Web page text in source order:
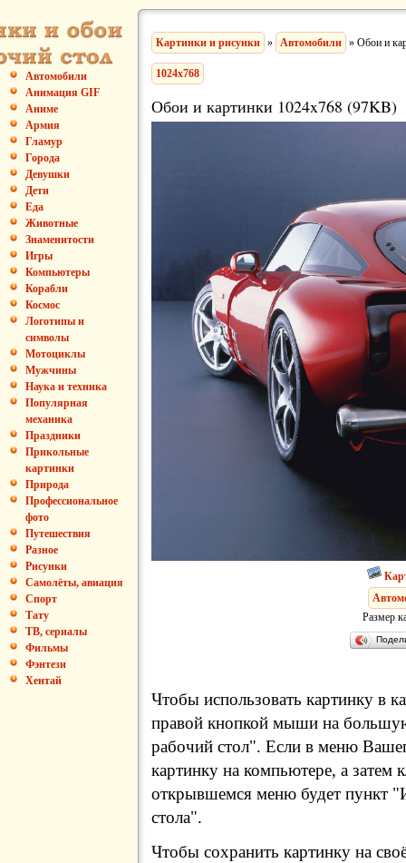
Автомобили
Анимация GIF
Аниме
Армия
Гламур
Города
Девушки
Дети
Еда
Животные
Знаменитости
Игры
Компьютеры
Корабли
Космос
Логотипы и
символы
Мотоциклы
Мужчины
Наука и техника
Популярная
механика
Праздники
Прикольные
картинки
Природа
Профессиональное
фото
Путешествия
Разное
Рисунки
Самолёты, авиация
Спорт
Тату
ТВ, сериалы
Фильмы
Фэнтези
Хентай
Картинки и рисунки » Автомобили » Обои и
1024x768
Обои и картинки 1024x768 (97KB)
Размер
Чтобы использовать картинку в
правой кнопкой мыши на
рабочий стол". Если в меню
картинку на компьютере, а затем
открывшемся меню будет пункт
стола".
Чтобы сохранить картинку на